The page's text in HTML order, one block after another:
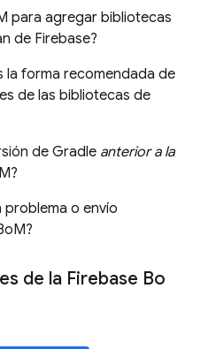
para agregar bibliotecas
de Firebase?
la forma recomendada de
de las bibliotecas de
de Gradle anterior a la
?
problema o envío
?
de la Firebase Bo